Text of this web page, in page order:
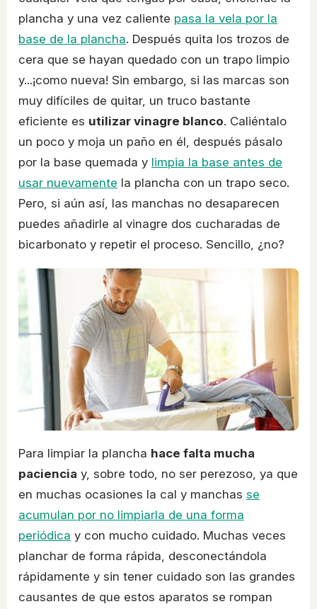
plancha y una vez caliente pasa la vela por la
base de la plancha. Después quita los trozos de
cera que se hayan quedado con un trapo limpio
y...¡como nueva! Sin embargo, si las marcas son
muy difíciles de quitar, un truco bastante
eficiente es utilizar vinagre blanco. Caliéntalo
un poco y moja un paño en él, después pásalo
por la base quemada y limpia la base antes de
usar nuevamente la plancha con un trapo seco.
Pero, si aún así, las manchas no desaparecen
puedes añadirle al vinagre dos cucharadas de
bicarbonato y repetir el proceso. Sencillo, ¿no?
Para limpiar la plancha hace falta mucha
paciencia y, sobre todo, no ser perezoso, ya que
en muchas ocasiones la cal y manchas se
acumulan por no limpiarla de una forma
periódica y con mucho cuidado. Muchas veces
planchar de forma rápida, desconectándola
rápidamente y sin tener cuidado son las grandes
causantes de que estos aparatos se rompan